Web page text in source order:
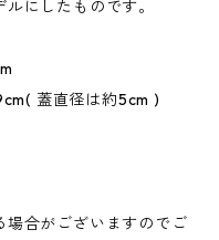
にしたものです。
蓋直径は約5cm )
合がございますのでご